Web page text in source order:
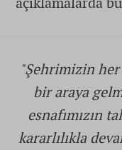
"Şehrimizin
bir araya
esnafımızın
kararlılıkla